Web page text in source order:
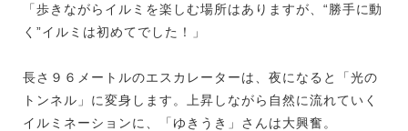
「歩きながらイルミを楽しむ場所はありますが、“勝手に動
く”イルミは初めてでした！」
長さ９６メートルのエスカレーターは、夜になると「光の
トンネル」に変身します。上昇しながら自然に流れていく
イルミネーションに、「ゆきうき」さんは大興奮。